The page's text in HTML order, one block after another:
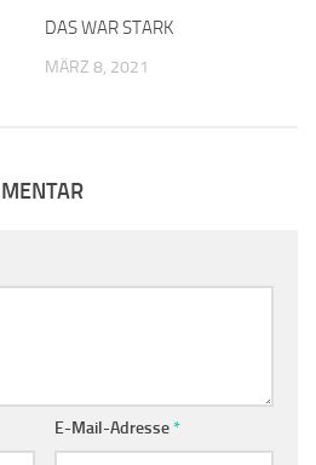
DAS WAR STARK
MÄRZ 8, 2021
E-Mail-Adresse*